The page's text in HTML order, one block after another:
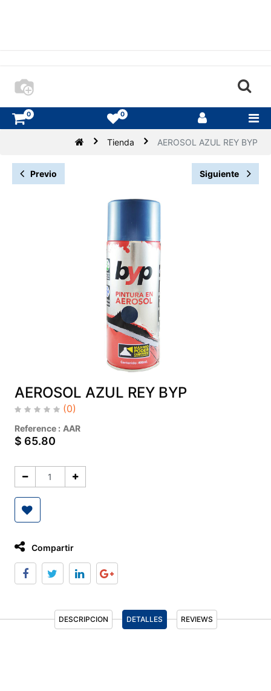
0 0
Tienda AEROSOL AZUL REY BYP
Previo Siguiente
AEROSOL AZUL REY BYP
(0)
Reference : AAR
$ 65.80
Compartir
DESCRIPCION DETALLES REVIEWS